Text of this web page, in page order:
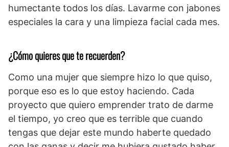
humectante todos los días. Lavarme con jabones
especiales la cara y una limpieza facial cada mes.
¿Cómo quieres que te recuerden?
Como una mujer que siempre hizo lo que quiso,
porque eso es lo que estoy haciendo. Cada
proyecto que quiero emprender trato de darme
el tiempo, yo creo que es terrible que cuando
tengas que dejar este mundo haberte quedado